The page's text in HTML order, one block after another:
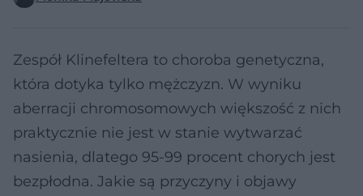
Zespół Klinefeltera to choroba genetyczna,
która dotyka tylko mężczyzn. W wyniku
aberracji chromosomowych większość z nich
praktycznie nie jest w stanie wytwarzać
nasienia, dlatego 95-99 procent chorych jest
bezpłodna. Jakie są przyczyny i objawy